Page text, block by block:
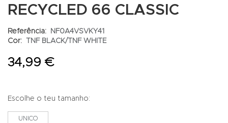
RECYCLED 66 CLASSIC
Referência:
NF0A4VSVKY41
Cor: TNF BLACK/TNF WHITE
34,99 €
Escolhe o teu tamanho:
UNICO